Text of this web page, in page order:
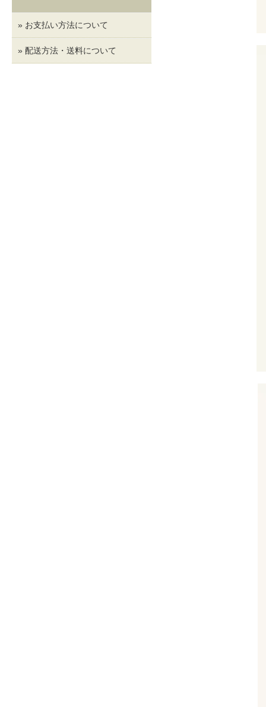
» お支払い方法について
» 配送方法・送料について